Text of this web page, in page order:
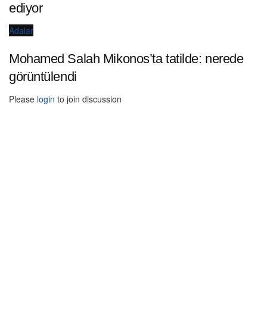
ediyor
Adalar
Mohamed Salah Mikonos’ta tatilde: nerede
görüntülendi
Please login to join discussion